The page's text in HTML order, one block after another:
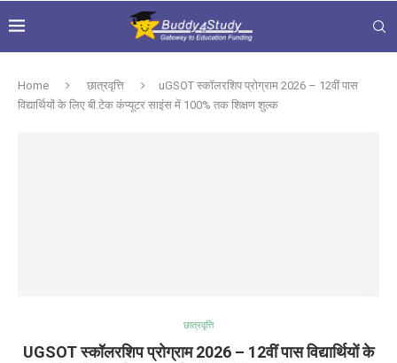
Home छात्रवृत्ति
uGSOT स्कॉलरशिप प्रोग्राम 2026 – 12वीं पास
विद्यार्थियों के लिए बी.टेक कंप्यूटर साइंस में 100% तक शिक्षण शुल्क
छात्रवृत्ति
UGSOT स्कॉलरशिप प्रोग्राम 2026 – 12वीं पास विद्यार्थियों के